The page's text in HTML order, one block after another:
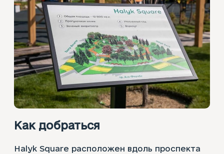
Как добраться
Halyk Square расположен вдоль проспекта